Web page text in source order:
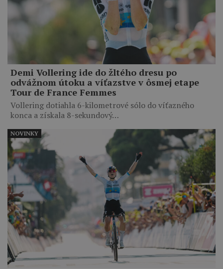
Demi Vollering ide do žltého dresu po
odvážnom útoku a víťazstve v ôsmej etape
Tour de France Femmes
Vollering dotiahla 6-kilometrové sólo do víťazného
konca a získala 8-sekundový…
NOVINKY